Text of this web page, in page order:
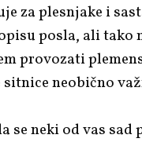
za plesnjake i
posla, ali tako
provozati
neobično
se neki od vas sad